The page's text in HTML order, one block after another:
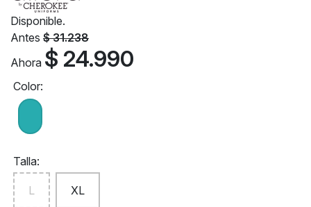
Disponible.
Antes $ 31.238
Ahora $ 24.990
Color:
Talla:
L XL